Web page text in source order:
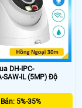
DH-IPC-
IL (5MP) Độ
5%-35%